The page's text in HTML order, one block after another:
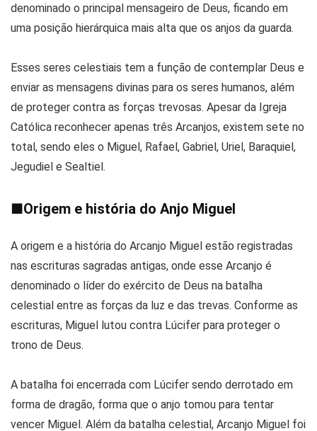
denominado o principal mensageiro de Deus, ficando em
uma posição hierárquica mais alta que os anjos da guarda.
Esses seres celestiais tem a função de contemplar Deus e
enviar as mensagens divinas para os seres humanos, além
de proteger contra as forças trevosas. Apesar da Igreja
Católica reconhecer apenas três Arcanjos, existem sete no
total, sendo eles o Miguel, Rafael, Gabriel, Uriel, Baraquiel,
Jegudiel e Sealtiel.
■Origem e história do Anjo Miguel
A origem e a história do Arcanjo Miguel estão registradas
nas escrituras sagradas antigas, onde esse Arcanjo é
denominado o líder do exército de Deus na batalha
celestial entre as forças da luz e das trevas. Conforme as
escrituras, Miguel lutou contra Lúcifer para proteger o
trono de Deus.
A batalha foi encerrada com Lúcifer sendo derrotado em
forma de dragão, forma que o anjo tomou para tentar
vencer Miguel. Além da batalha celestial, Arcanjo Miguel foi